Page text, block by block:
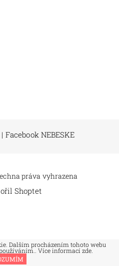
| Facebook NEBESKE
práva vyhrazena
Shoptet
Dalším procházením tohoto webu
Více informací zde.